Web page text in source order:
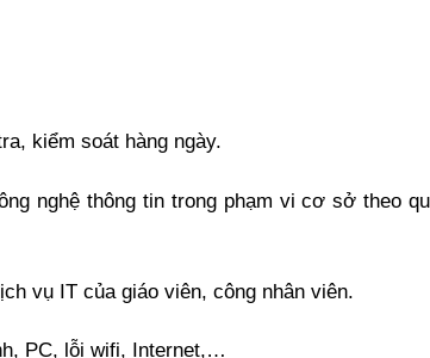
kiểm soát hàng ngày.
nghệ thông tin trong phạm vi cơ sở theo
vụ IT của giáo viên, công nhân viên.
PC, lỗi wifi, Internet,…